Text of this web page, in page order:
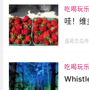
吃喝玩乐
哇！维
温哥华岛
吃喝玩乐